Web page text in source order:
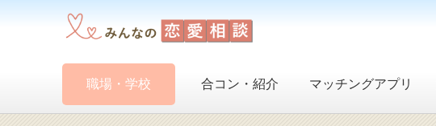
職場・学校 合コン・紹介 マッチングアプリ